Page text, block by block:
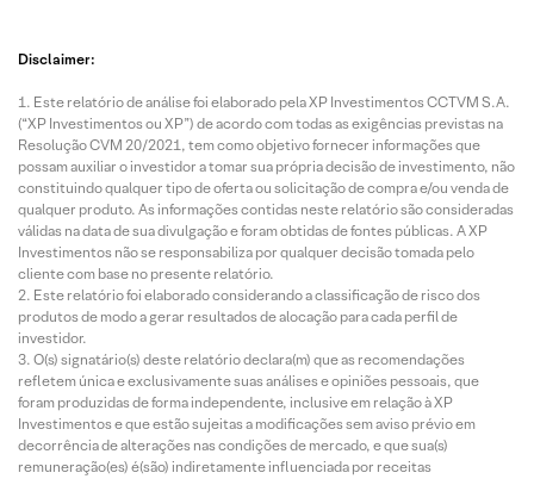
Disclaimer:
Este relatório de análise foi elaborado pela XP Investimentos CCTVM S.A.
(“XP Investimentos ou XP”) de acordo com todas as exigências previstas na
Resolução CVM 20/2021, tem como objetivo fornecer informações que
possam auxiliar o investidor a tomar sua própria decisão de investimento, não
constituindo qualquer tipo de oferta ou solicitação de compra e/ou venda de
qualquer produto. As informações contidas neste relatório são consideradas
válidas na data de sua divulgação e foram obtidas de fontes públicas. A XP
Investimentos não se responsabiliza por qualquer decisão tomada pelo
cliente com base no presente relatório.
Este relatório foi elaborado considerando a classificação de risco dos
produtos de modo a gerar resultados de alocação para cada perfil de
investidor.
O(s) signatário(s) deste relatório declara(m) que as recomendações
refletem única e exclusivamente suas análises e opiniões pessoais, que
foram produzidas de forma independente, inclusive em relação à XP
Investimentos e que estão sujeitas a modificações sem aviso prévio em
decorrência de alterações nas condições de mercado, e que sua(s)
remuneração(es) é(são) indiretamente influenciada por receitas